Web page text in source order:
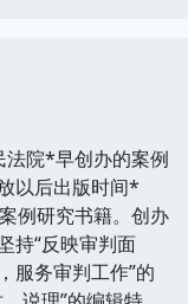
院*早创办的案例
以后出版时间*
例研究书籍。创办
持“反映审判面
服务审判工作”的